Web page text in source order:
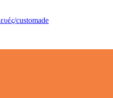
customade